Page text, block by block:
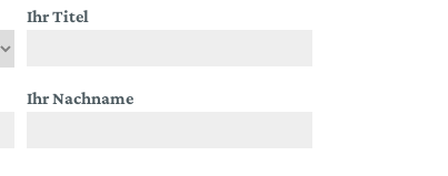
Ihr Titel
Ihr Nachname